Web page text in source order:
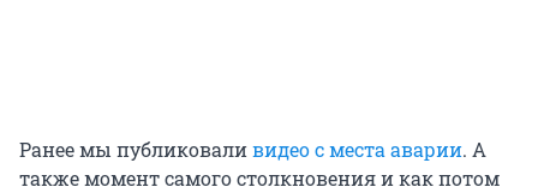
Ранее мы публиковаливидео с места аварии. А
также момент самого столкновения и как потом